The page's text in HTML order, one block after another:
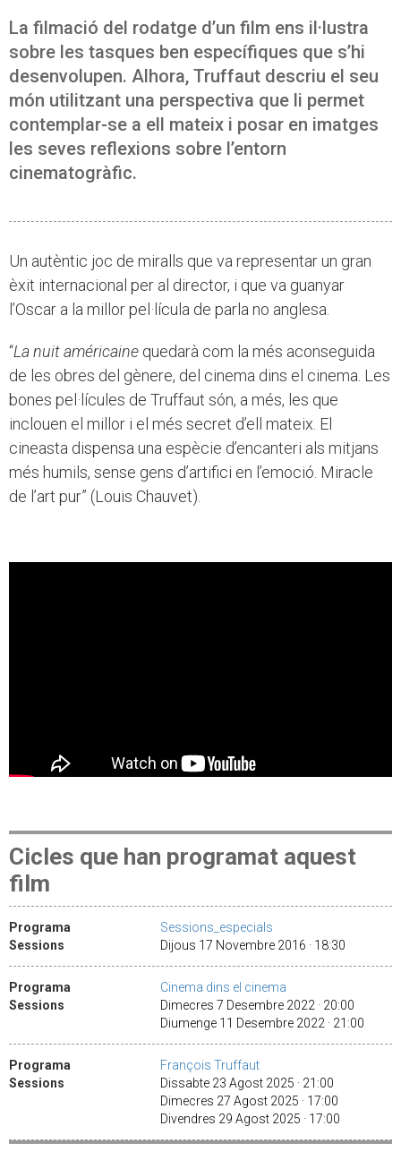
La filmació del rodatge d’un film ens il·lustra
sobre les tasques ben específiques que s’hi
desenvolupen. Alhora, Truffaut descriu el seu
món utilitzant una perspectiva que li permet
contemplar-se a ell mateix i posar en imatges
les seves reflexions sobre l’entorn
cinematogràfic.
Un autèntic joc de miralls que va representar un gran
èxit internacional per al director, i que va guanyar
l’Oscar a la millor pel·lícula de parla no anglesa.
“La nuit américaine quedarà com la més aconseguida
de les obres del gènere, del cinema dins el cinema. Les
bones pel·lícules de Truffaut són, a més, les que
inclouen el millor i el més secret d’ell mateix. El
cineasta dispensa una espècie d’encanteri als mitjans
més humils, sense gens d’artifici en l’emoció. Miracle
de l’art pur” (Louis Chauvet).
Cicles que han programat aquest
film
Programa
Sessions_especials
Sessions
Dijous 17 Novembre 2016 · 18:30
Programa
Cinema dins el cinema
Sessions
Dimecres 7 Desembre 2022 · 20:00
Diumenge 11 Desembre 2022 · 21:00
Programa
François Truffaut
Sessions
Dissabte 23 Agost 2025 · 21:00
Dimecres 27 Agost 2025 · 17:00
Divendres 29 Agost 2025 · 17:00